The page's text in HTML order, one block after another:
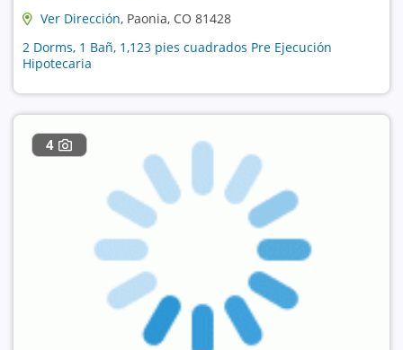
Ver Dirección, Paonia, CO 81428
2 Dorms, 1 Bañ, 1,123 pies cuadrados Pre Ejecución
Hipotecaria
4